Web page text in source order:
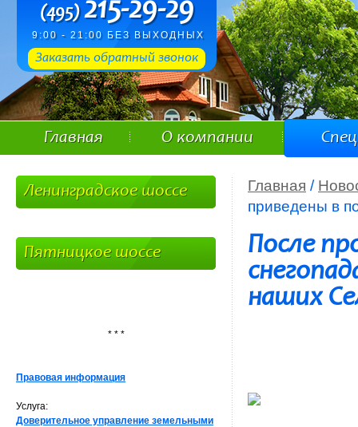
(495)215-29-29
9:00 - 21:00 БЕЗ ВЫХОДНЫХ
Заказать обратный звонок
Главная О компании
Главная /
приведены в
После
наших
Ленинградское шоссе
Пятницкое шоссе
* * *
Правовая информация
Услуга:
Доверительное управление земельными